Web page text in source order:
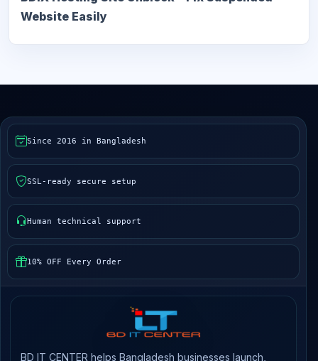
Website Easily
Since 2016 in Bangladesh
SSL-ready secure setup
Human technical support
10% OFF Every Order
BD IT CENTER helps Bangladesh businesses launch,